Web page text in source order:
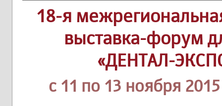
18-я
выставка-форум
«ДЕНТАЛ-
с 11 по 13 ноября